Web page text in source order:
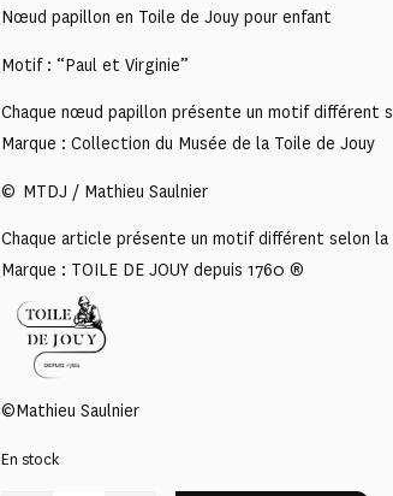
Nœud papillon en Toile de Jouy pour enfant
Motif : “Paul et Virginie”
Chaque nœud papillon présente un motif différent
Marque : Collection du Musée de la Toile de Jouy
© MTDJ / Mathieu Saulnier
Chaque article présente un motif différent selon la
Marque : TOILE DE JOUY depuis 1760 ®
©Mathieu Saulnier
En stock